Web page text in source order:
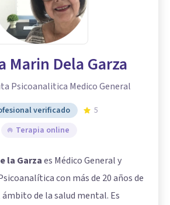
Marin Dela Garza
Psicoanalitica Medico General
verificado
5
Terapia online
la Garzaes Médico General y
con más de 20 años de
de la salud mental. Es